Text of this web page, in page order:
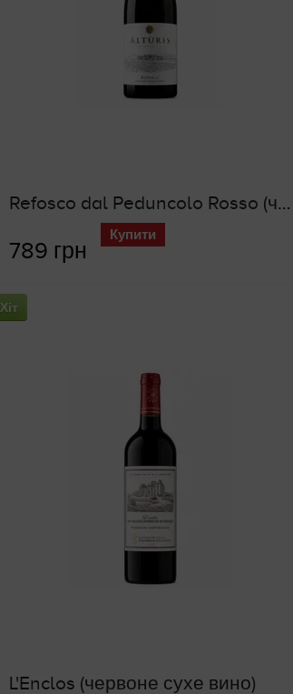
Refosco dal Peduncolo Rosso (червоне сухе вино)
789 грн
Купити
Хіт
L'Enclos (червоне сухе вино)